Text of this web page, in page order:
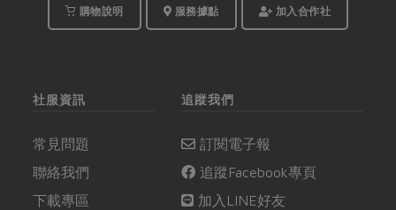
購物說明 服務據點 加入合作社
社服資訊
常見問題
聯絡我們
下載專區
追蹤我們
訂閱電子報
追蹤Facebook專頁
加入LINE好友